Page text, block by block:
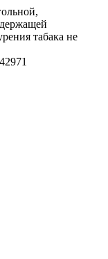
табака не